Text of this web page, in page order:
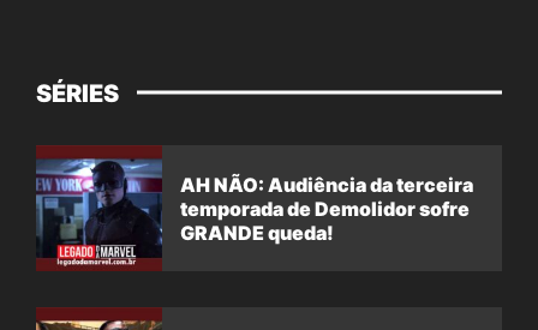
SÉRIES
AH NÃO: Audiência da terceira
temporada de Demolidor sofre
GRANDE queda!